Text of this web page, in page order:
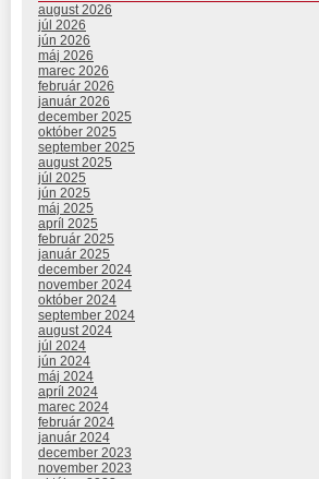
august 2026
júl 2026
jún 2026
máj 2026
marec 2026
február 2026
január 2026
december 2025
október 2025
september 2025
august 2025
júl 2025
jún 2025
máj 2025
apríl 2025
február 2025
január 2025
december 2024
november 2024
október 2024
september 2024
august 2024
júl 2024
jún 2024
máj 2024
apríl 2024
marec 2024
február 2024
január 2024
december 2023
november 2023